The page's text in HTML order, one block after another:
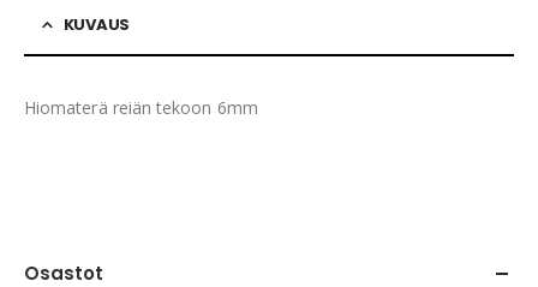
KUVAUS
Hiomaterä reiän tekoon 6mm
Osastot